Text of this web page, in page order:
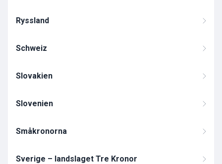
Ryssland
Schweiz
Slovakien
Slovenien
Småkronorna
Sverige – landslaget Tre Kronor